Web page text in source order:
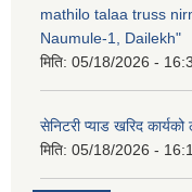
mathilo talaa truss
Naumule-1, Dailekh"
मिति: 05/18/2026 -
सेनिटरी प्याड खरिद
मिति: 05/18/2026 -